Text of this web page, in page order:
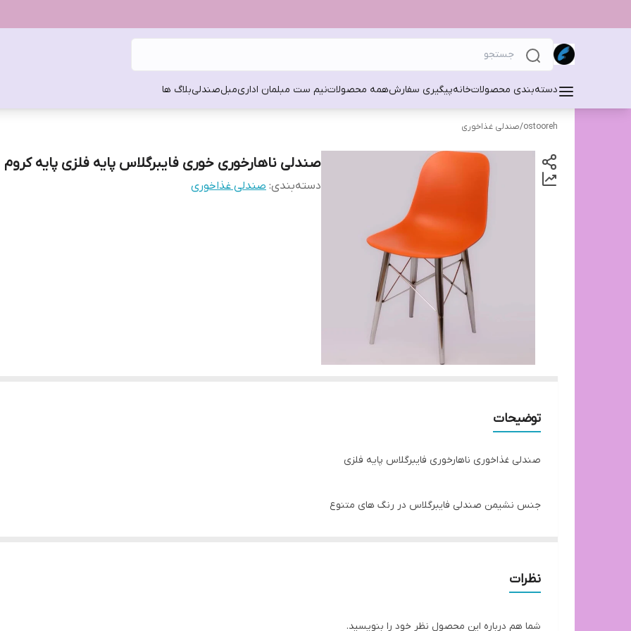
دسته‌بندی محصولاتخانهپیگیری سفارشهمه محصولاتنیم ست مبلمان اداریمبلصندلیبلاگ ها
ostooreh
/صندلی غذاخوری
صندلی ناهارخوری خوری فایبرگلاس پایه فلزی پایه کروم
دسته‌بندی: صندلی غذاخوری
توضیحات
صندلی غذاخوری ناهارخوری فایبرگلاس پایه فلزی
جنس نشیمن صندلی فایبرگلاس در رنگ های متنوع
ارسال از تهران و از طریق باربری
نظرات
شما هم درباره این محصول نظر خود را بنویسید.